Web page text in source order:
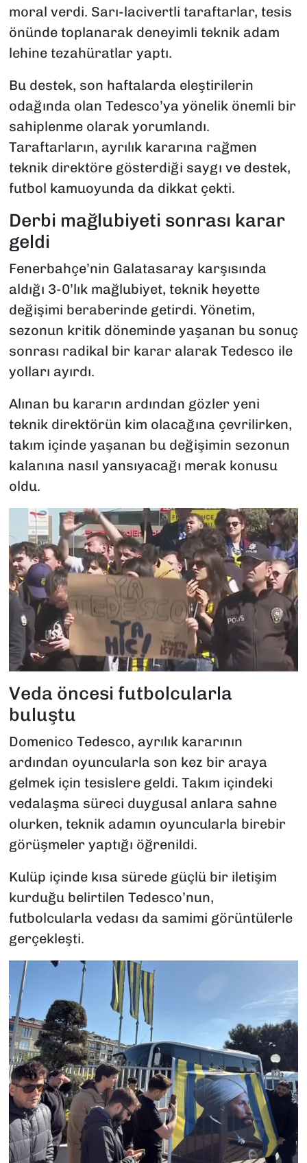
moral verdi. Sarı-lacivertli taraftarlar, tesis
önünde toplanarak deneyimli teknik adam
lehine tezahüratlar yaptı.
Bu destek, son haftalarda eleştirilerin
odağında olan Tedesco’ya yönelik önemli bir
sahiplenme olarak yorumlandı.
Taraftarların, ayrılık kararına rağmen
teknik direktöre gösterdiği saygı ve destek,
futbol kamuoyunda da dikkat çekti.
Derbi mağlubiyeti sonrası karar
geldi
Fenerbahçe’nin Galatasaray karşısında
aldığı 3-0’lık mağlubiyet, teknik heyette
değişimi beraberinde getirdi. Yönetim,
sezonun kritik döneminde yaşanan bu sonuç
sonrası radikal bir karar alarak Tedesco ile
yolları ayırdı.
Alınan bu kararın ardından gözler yeni
teknik direktörün kim olacağına çevrilirken,
takım içinde yaşanan bu değişimin sezonun
kalanına nasıl yansıyacağı merak konusu
oldu.
Veda öncesi futbolcularla
buluştu
Domenico Tedesco, ayrılık kararının
ardından oyuncularla son kez bir araya
gelmek için tesislere geldi. Takım içindeki
vedalaşma süreci duygusal anlara sahne
olurken, teknik adamın oyuncularla birebir
görüşmeler yaptığı öğrenildi.
Kulüp içinde kısa sürede güçlü bir iletişim
kurduğu belirtilen Tedesco’nun,
futbolcularla vedası da samimi görüntülerle
gerçekleşti.